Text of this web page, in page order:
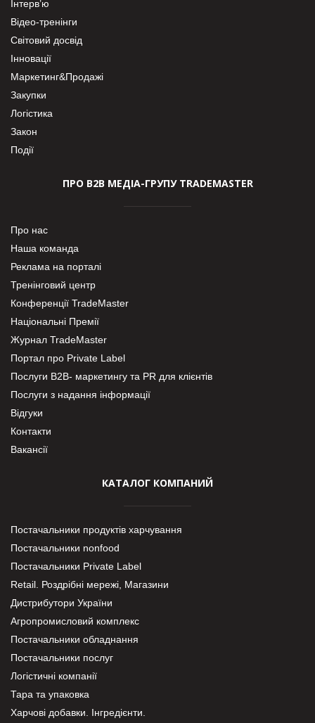
Інтерв’ю
Відео-тренінги
Світовий досвід
Інновації
Маркетинг&Продажі
Закупки
Логістика
Закон
Події
ПРО В2В МЕДІА-ГРУПУ TRADEMASTER
Про нас
Наша команда
Реклама на порталі
Тренінговий центр
Конференції TradeMaster
Національні Премії
Журнал TradeMaster
Портал про Private Label
Послуги В2В- маркетингу та PR для клієнтів
Послуги з надання інформації
Відгуки
Контакти
Вакансії
КАТАЛОГ КОМПАНИЙ
Постачальники продуктів харчування
Постачальники nonfood
Постачальники Private Label
Retail. Роздрібні мережі, Магазини
Дистрибутори України
Агропромисловий комплекс
Постачальники обладнання
Постачальники послуг
Логістичні компанії
Тара та упаковка
Харчові добавки. Інгредієнти.